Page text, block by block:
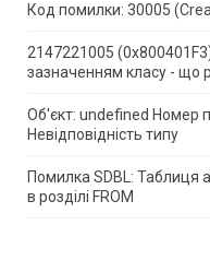
Код помилки: 30005
2147221005
зазначенням класу - що
Об'єкт: undefined Номер
Невідповідність типу
Помилка SDBL: Таблиця
в розділі FROM